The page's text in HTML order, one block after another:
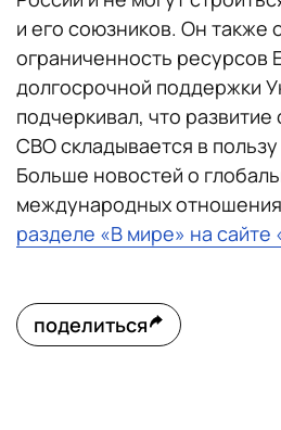
и его союзников. Он также
ограниченность ресурсов
долгосрочной поддержки
подчеркивал, что развитие
СВО складывается в
Больше новостей о
международных
разделе «В мире» на сайте
поделиться